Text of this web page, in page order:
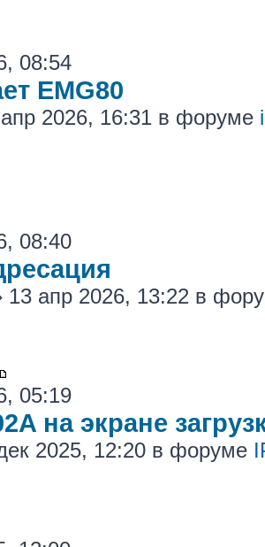
08:54
EMG80
2026, 16:31 в форуме
08:40
13 апр 2026, 13:22 в
05:19
на экране
2025, 12:20 в форуме